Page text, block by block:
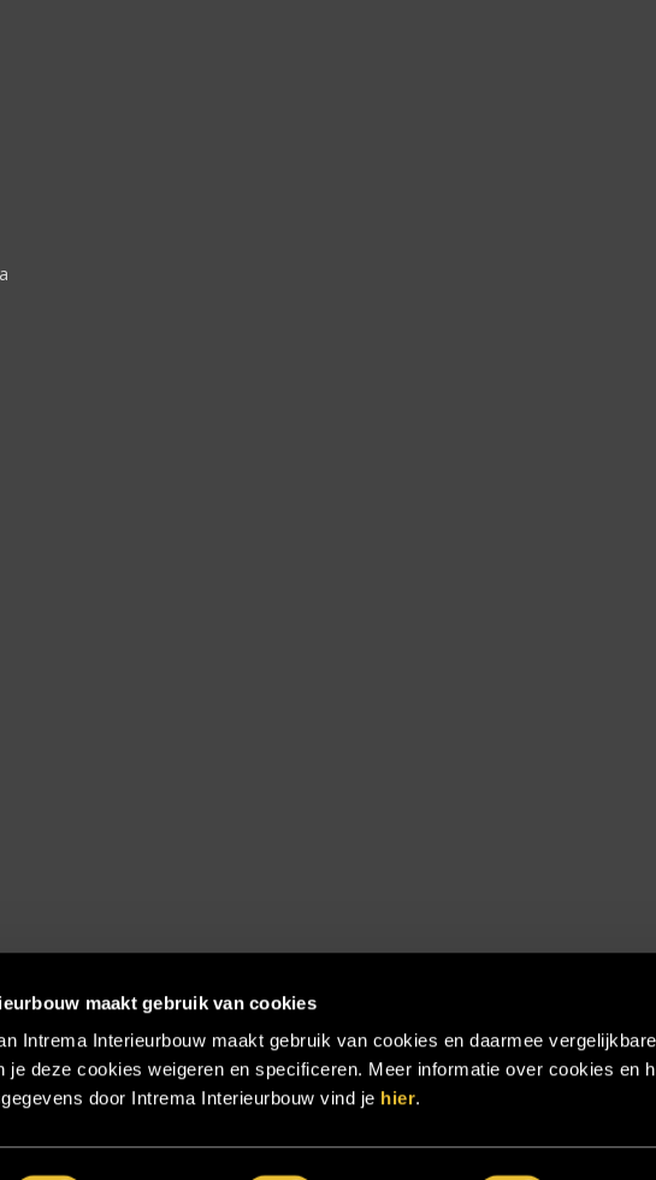
maakt gebruik van cookies
Intrema Interieurbouw maakt gebruik van cookies en daarmee
je deze cookies weigeren en specificeren. Meer informatie over cookies en
door Intrema Interieurbouw vind je hier.